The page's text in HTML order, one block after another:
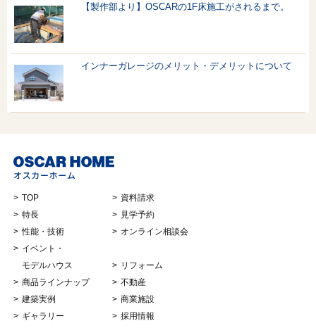
【製作部より】OSCARの1F床施工がされるまで。
インナーガレージのメリット・デメリットについて
TOP
特長
性能・技術
イベント・
モデルハウス
商品ラインナップ
建築実例
ギャラリー
資料請求
見学予約
オンライン相談会
リフォーム
不動産
商業施設
採用情報